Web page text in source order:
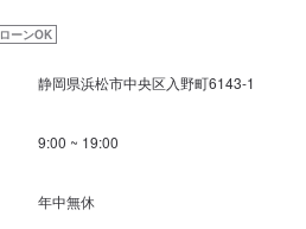
ローンOK
静岡県浜松市中央区入野町6143-1
9:00 ~ 19:00
年中無休